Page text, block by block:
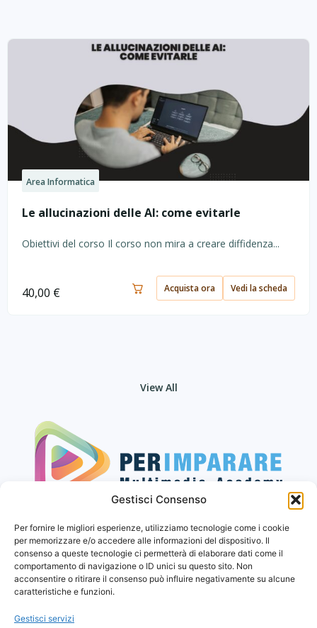
Gestisci Consenso
Per fornire le migliori esperienze, utilizziamo tecnologie come i cookie
per memorizzare e/o accedere alle informazioni del dispositivo. Il
consenso a queste tecnologie ci permetterà di elaborare dati come il
comportamento di navigazione o ID unici su questo sito. Non
acconsentire o ritirare il consenso può influire negativamente su alcune
caratteristiche e funzioni.
Gestisci servizi
Area Informatica
Le allucinazioni delle AI: come evitarle
Obiettivi del corso Il corso non mira a creare diffidenza...
40,00 € Acquista ora Vedi la scheda
View All
Privacy Policy
Cookies
Termini e Condizioni